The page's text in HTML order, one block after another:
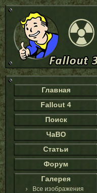
Главная
Fallout 4
Поиск
ЧаВО
Статьи
Форум
Галерея
Все изображения